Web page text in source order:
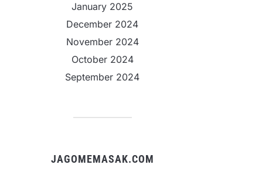
January 2025
December 2024
November 2024
October 2024
September 2024
JAGOMEMASAK.COM